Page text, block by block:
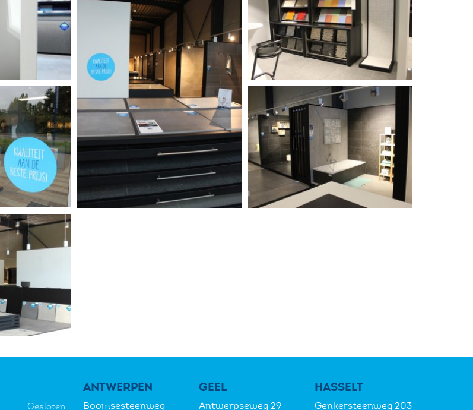
Gesloten
ANTWERPEN
Boomsesteenweg
GEEL
Antwerpseweg 29
HASSELT
Genkersteenweg 203